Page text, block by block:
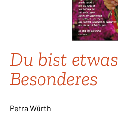
Du bist etwas
Besonderes
Petra Würth